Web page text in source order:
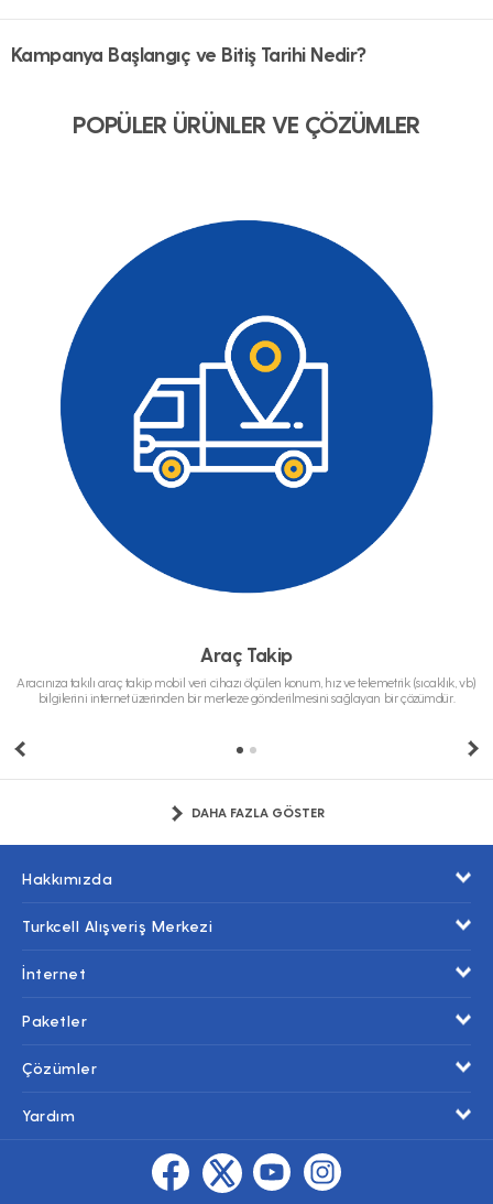
Kampanya Başlangıç ve Bitiş Tarihi Nedir?
POPÜLER ÜRÜNLER VE ÇÖZÜMLER
Araç Takip
Aracınıza takılı araç takip mobil veri cihazı ölçülen konum, hız ve telemetrik (sıcaklık, vb)
bilgilerini internet üzerinden bir merkeze gönderilmesini sağlayan bir çözümdür.
DAHA FAZLA GÖSTER
Hakkımızda
Turkcell Alışveriş Merkezi
İnternet
Paketler
Çözümler
Yardım